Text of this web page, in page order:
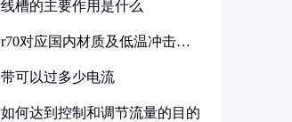
槽的主要作用是什么
对应国内材质及低温冲击要
可以过多少电流
何达到控制和调节流量的目的